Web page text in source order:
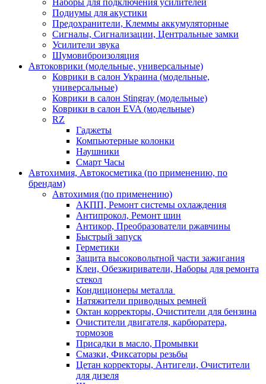
Наборы для подключения усилителей
Подиумы для акустики
Предохранители, Клеммы аккумуляторные
Сигналы, Сигнализации, Центральные замки
Усилители звука
Шумовиброизоляция
Автоковрики (модельные, универсальные)
Коврики в салон Украина (модельные,
универсальные)
Коврики в салон Stingray (модельные)
Коврики в салон EVA (модельные)
RZ
Гаджеты
Компьютерные колонки
Наушники
Смарт Часы
Автохимия, Автокосметика (по применению, по
брендам)
Автохимия (по применению)
АКПП, Ремонт системы охлаждения
Антипрокол, Ремонт шин
Антикор, Преобразователи ржавчины
Быстрый запуск
Герметики
Защита высоковольтной части зажигания
Клеи, Обезжириватели, Наборы для ремонта
стекол
Кондиционеры металла
Натяжители приводных ремней
Октан корректоры, Очистители для бензина
Очистители двигателя, карбюратера,
тормозов
Присадки в масло, Промывки
Смазки, Фиксаторы резьбы
Цетан корректоры, Антигели, Очистители
для дизеля